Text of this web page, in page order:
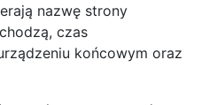
nazwę strony
czas
końcowym oraz